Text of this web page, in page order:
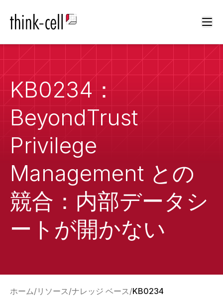
KB0234：
BeyondTrust
Privilege
Management との
競合：内部データシ
ートが開かない
ホーム リソース ナレッジ ベース KB0234